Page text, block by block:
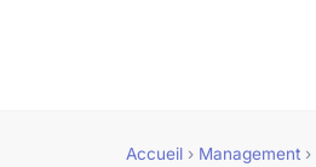
Accueil › Management ›